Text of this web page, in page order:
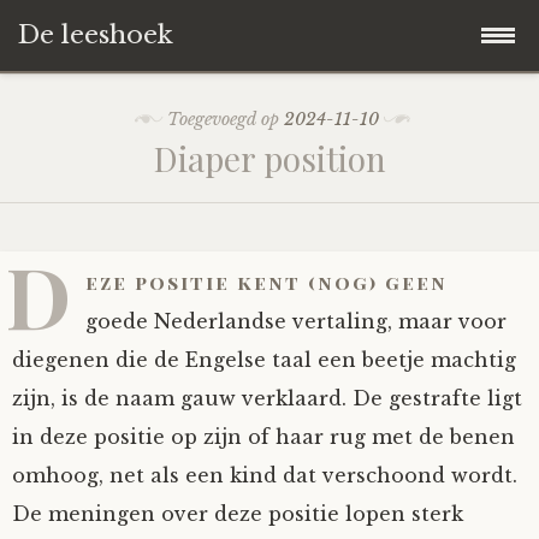
De leeshoek
Wie zijn we?
Het Biechthokje
Nieuw op de site
Woordenboek
De hele kast
Adventskalenders
Alternatieve straffen
Instrumenten
HD-Archief
Het hele archief
Hoe geef je?
Hoe krijg je?
Verhalen
Alle verhalen
Verhalen van De Leeshoek
Polls
Averechts
Toegevoegd op2024-11-10
Diaper position
D eze positie kent (nog) geen
goede Nederlandse vertaling, maar voor
diegenen die de Engelse taal een beetje machtig
zijn, is de naam gauw verklaard. De gestrafte ligt
in deze positie op zijn of haar rug met de benen
omhoog, net als een kind dat verschoond wordt.
De meningen over deze positie lopen sterk